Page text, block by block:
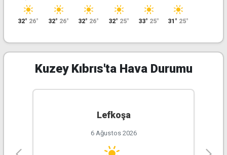
Kuzey Kıbrıs'ta Hava Durumu
Lefkoşa
6 Ağustos 2026